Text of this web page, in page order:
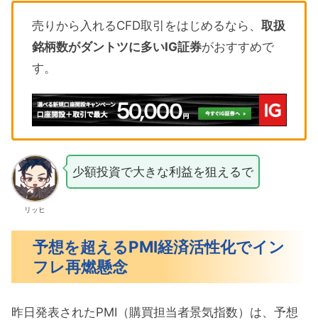
売りから入れるCFD取引をはじめるなら、 取扱
銘柄数がダントツに多いIG証券がおすすめで
す。
リッヒ
少額投資で大きな利益を狙えるで
予想を超えるPMI経済活性化でイン
フレ再燃懸念
昨日発表されたPMI（購買担当者景気指数）は、予想